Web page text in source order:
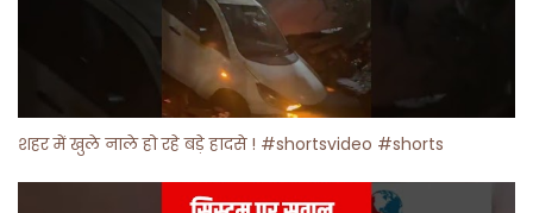
शहर में खुले नाले हो रहे बड़े हादसे ! #shortsvideo #shorts